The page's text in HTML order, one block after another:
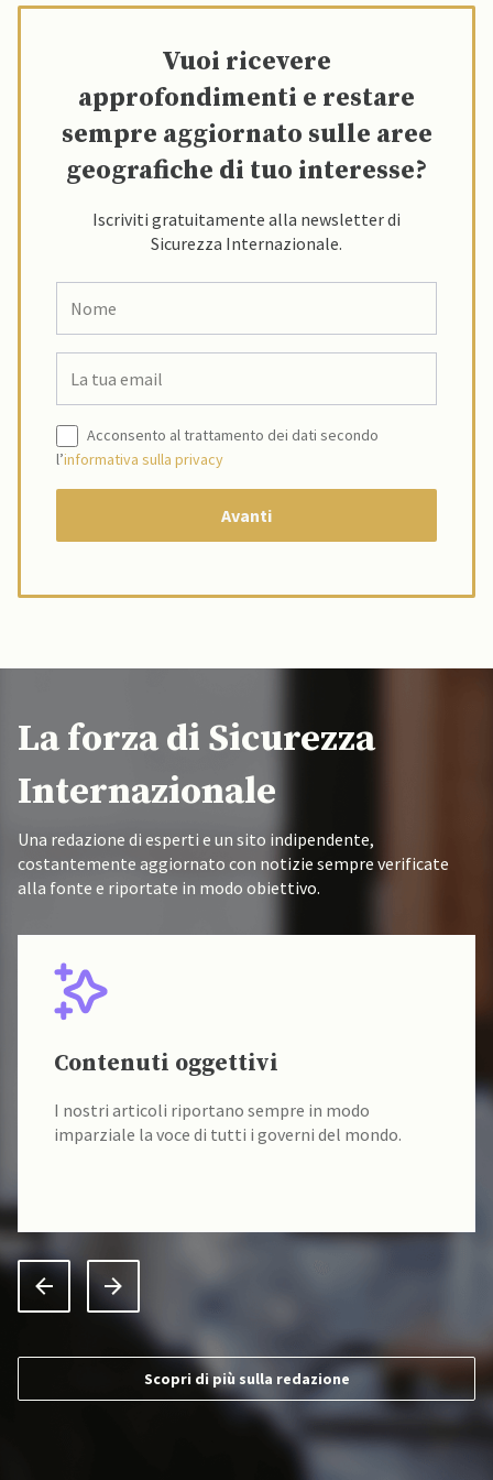
Vuoi ricevere
approfondimenti e restare
sempre aggiornato sulle aree
geografiche di tuo interesse?
Iscriviti gratuitamente alla newsletter di
Sicurezza Internazionale.
Acconsento al trattamento dei dati secondo
l’informativa sulla privacy
La forza di Sicurezza
Internazionale
Una redazione di esperti e un sito indipendente,
costantemente aggiornato con notizie sempre verificate
alla fonte e riportate in modo obiettivo.
Contenuti oggettivi
I nostri articoli riportano sempre in modo
imparziale la voce di tutti i governi del mondo.
Scopri di più sulla redazione